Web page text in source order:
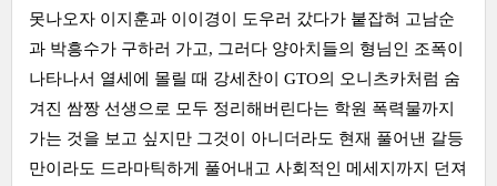
못나오자 이지훈과 이이경이 도우러 갔다가 붙잡혀 고남순
과 박흥수가 구하러 가고, 그러다 양아치들의 형님인 조폭이
나타나서 열세에 몰릴 때 강세찬이 GTO의 오니츠카처럼 숨
겨진 쌈짱 선생으로 모두 정리해버린다는 학원 폭력물까지
가는 것을 보고 싶지만 그것이 아니더라도 현재 풀어낸 갈등
만이라도 드라마틱하게 풀어내고 사회적인 메세지까지 던져